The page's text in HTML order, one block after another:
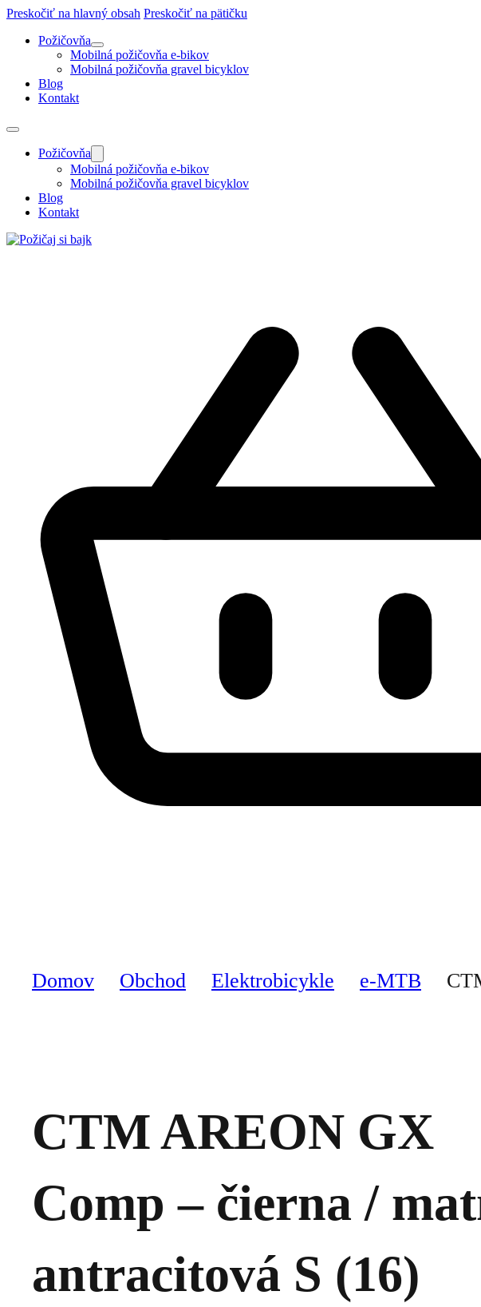
Preskočiť na hlavný obsah Preskočiť na pätičku
Požičovňa
Mobilná požičovňa e-bikov
Mobilná požičovňa gravel bicyklov
Blog
Kontakt
Požičovňa
Mobilná požičovňa e-bikov
Mobilná požičovňa gravel bicyklov
Blog
Kontakt
Domov Obchod Elektrobicykle e-MTB
CTM AREON GX
Comp – čierna /
antracitová S (16)